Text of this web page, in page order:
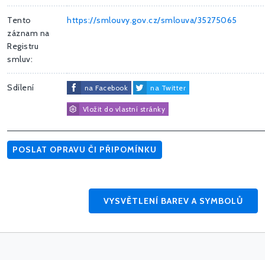
Tento
záznam na
Registru
smluv:
https://smlouvy.gov.cz/smlouva/35275065
Sdílení na Facebook na Twitter
Vložit do vlastní stránky
POSLAT OPRAVU ČI PŘIPOMÍNKU
VYSVĚTLENÍ BAREV A SYMBOLŮ